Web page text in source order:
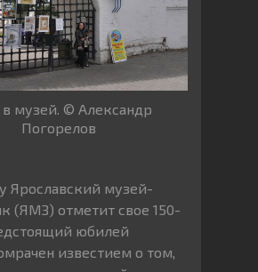
музей. © Александр
Погорелов
Ярославский музей-
(ЯМЗ) отметит свое 150-
юбилей
известием о том,